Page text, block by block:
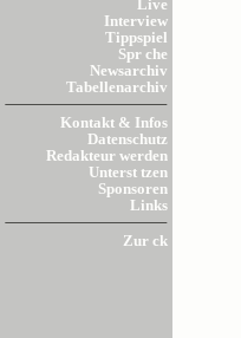
Live
Interview
Tippspiel
Spr che
Newsarchiv
Tabellenarchiv
Kontakt & Infos
Datenschutz
Redakteur werden
Unterst tzen
Sponsoren
Links
Zur ck